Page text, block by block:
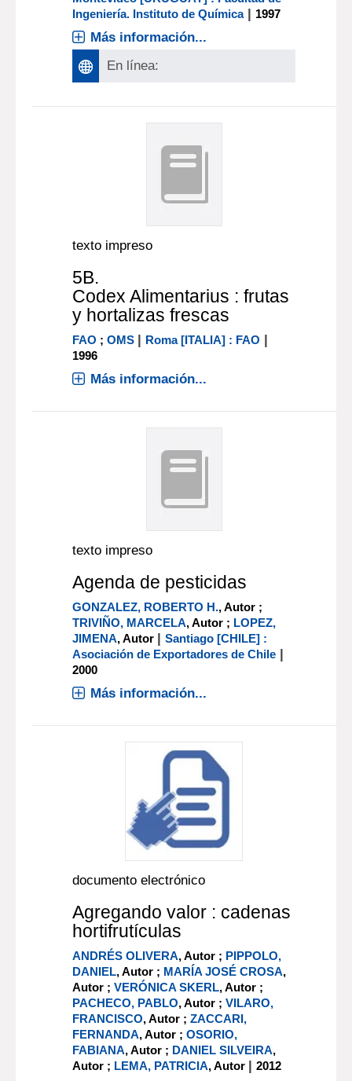
Ingeniería. Instituto de Química| 1997
Más información...
En línea:
texto impreso
5B.
Codex Alimentarius : frutas
y hortalizas frescas
FAO ;OMS | Roma [ITALIA] : FAO |
1996
Más información...
texto impreso
Agenda de pesticidas
GONZALEZ, ROBERTO H., Autor ;
TRIVIÑO, MARCELA, Autor ; LOPEZ,
JIMENA, Autor |Santiago [CHILE] :
Asociación de Exportadores de Chile |
2000
Más información...
documento electrónico
Agregando valor : cadenas
hortifrutículas
ANDRÉS OLIVERA, Autor ; PIPPOLO,
DANIEL, Autor ; MARÍA JOSÉ CROSA,
Autor ;VERÓNICA SKERL, Autor ;
PACHECO, PABLO, Autor ;VILARO,
FRANCISCO, Autor ;ZACCARI,
FERNANDA, Autor ;OSORIO,
FABIANA, Autor ; DANIEL SILVEIRA,
Autor ; LEMA, PATRICIA, Autor |2012